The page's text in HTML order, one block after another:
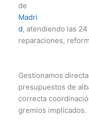
de
Madri
d, atendiendo las
reparaciones,
Gestionamos
presupuestos de
correcta
gremios implicados.